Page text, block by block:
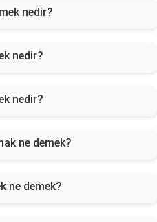
nedir?
nedir?
nedir?
ne demek?
ne demek?